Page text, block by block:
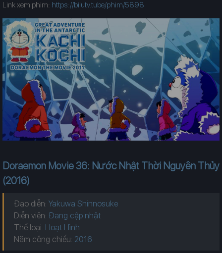
Link xem phim: https://bilutv.tube/phim/5898
Doraemon Movie 36: Nước Nhật Thời Nguyên Thủy
(2016)
Đạo diễn: Yakuwa Shinnosuke
Diễn viên: Đang cập nhật
Thể loại: Hoạt Hình
Năm công chiếu: